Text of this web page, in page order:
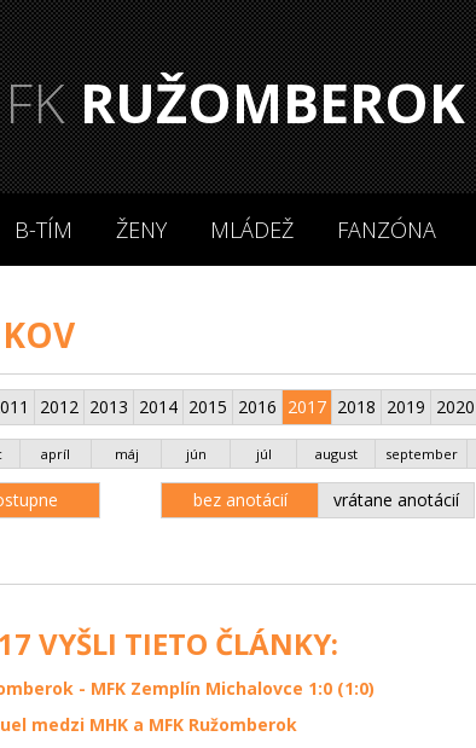
RUŽOMBEROK
B-TÍM ŽENY MLÁDEŽ FANZÓNA
2012 2013 2014 2015 2016 2017 2018 2019 2020
apríl máj jún júl august september
bez anotácií vrátane anotácií
VYŠLI TIETO ČLÁNKY:
- MFK Zemplín Michalovce 1:0 (1:0)
medzi MHK a MFK Ružomberok